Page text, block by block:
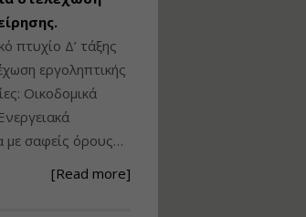
πτυχίο Δ’ τάξης
εργοληπτικής
Οικοδομικά
με σαφείς όρους…
[Read more]
Εισηγητής:Λάμπρος Κίσσας
Τιμή από: €130.00
Διάρκεια: 6 ώρες
Ανάθεση – Εκτέλεση –